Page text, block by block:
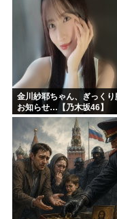
金川紗耶ちゃん、ぎっくり
お知らせ…【乃木坂46】